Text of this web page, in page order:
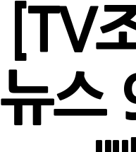
[TV
뉴스